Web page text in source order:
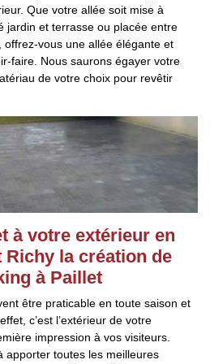
Que votre allée soit mise à
jardin et terrasse ou placée entre
vous une allée élégante et
faire. Nous saurons égayer votre
de votre choix pour revêtir
à votre extérieur en
Richy la création de
à Paillet
être praticable en toute saison et
c’est l’extérieur de votre
impression à vos visiteurs.
apporter toutes les meilleures